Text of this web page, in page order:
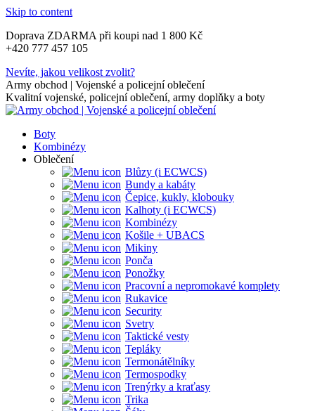
Skip to content
Doprava ZDARMA při koupi nad 1 800 Kč
+420 777 457 105
Nevíte, jakou velikost zvolit?
Army obchod | Vojenské a policejní oblečení
Kvalitní vojenské, policejní oblečení, army doplňky a boty
Boty
Kombinézy
Oblečení
Blůzy (i ECWCS)
Bundy a kabáty
Čepice, kukly, klobouky
Kalhoty (i ECWCS)
Kombinézy
Košile + UBACS
Mikiny
Ponča
Ponožky
Pracovní a nepromokavé komplety
Rukavice
Security
Svetry
Taktické vesty
Tepláky
Termonátělníky
Termospodky
Trenýrky a kraťasy
Trika